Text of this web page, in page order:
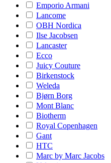
Emporio Armani
Lancome
OBH Nordica
Ilse Jacobsen
Lancaster
Ecco
Juicy Couture
Birkenstock
Weleda
Bjørn Borg
Mont Blanc
Biotherm
Royal Copenhagen
Gant
HTC
Marc by Marc Jacobs